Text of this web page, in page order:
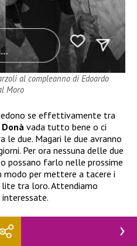
al compleanno di Edoardo
Moro
se effettivamente tra
vada tutto bene o ci
le due. Magari le due avranno
Per ora nessuna delle due
possano farlo nelle prossime
modo per mettere a tacere i
tra loro. Attendiamo